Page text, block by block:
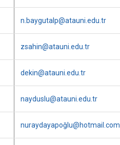
n.baygutalp@atauni.edu.tr
zsahin@atauni.edu.tr
dekin@atauni.edu.tr
nayduslu@atauni.edu.tr
nuraydayapoğlu@hotmail.com